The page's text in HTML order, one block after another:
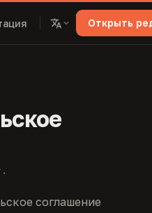
Открыть
соглашение